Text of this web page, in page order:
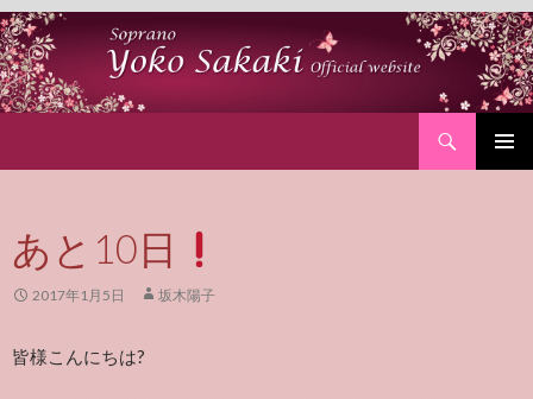
あと10日
2017年1月5日 坂木陽子
皆様こんにちは?